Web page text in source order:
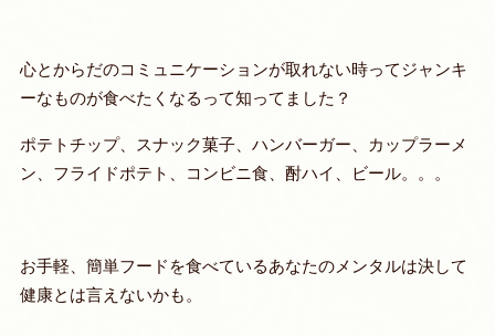
心とからだのコミュニケーションが取れない時ってジャンキ
ーなものが食べたくなるって知ってました？
ポテトチップ、スナック菓子、ハンバーガー、カップラーメ
ン、フライドポテト、コンビニ食、酎ハイ、ビール。。。
お手軽、簡単フードを食べているあなたのメンタルは決して
健康とは言えないかも。